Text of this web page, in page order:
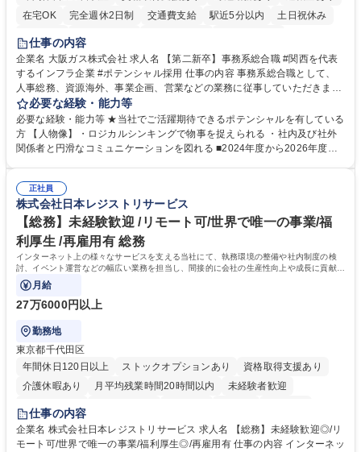
在宅OK
完全週休2日制 交通費支給 駅近5分以内
土日祝休み
服装自由
第二新卒歓迎
仕事の内容
企業名 大阪ガス株式会社 求人名 【第二新卒】事務系総合職 #関西を代表
するインフラ企業 #ポテンシャル採用 仕事の内容 事務系総合職として、
人事総務、資源海外、事業企画、営業などの業務に従事していただきま
す。 【業務内容の一例】■所属事業部の勤労業務 ■海外に関係する各種業
務 ■営業部門の企画スタッフ、ルート営業 【キャリアパス】入社後の配属
ポジションで一定期間ご活躍頂いた後、本人の適性及び将来のキャリアを
鑑みてジョブローテーションを行います。 【育成】OJTでの現場育成や研
表するインフラ企業 #ポテンシャル採用
必要な経験・能力等
必要な経験・能力等 ★当社でご活躍期待できるポテンシャルを有している
方 【人物像】・ロジカルシンキングで物事を捉えられる ・社内及び社外
関係者と円滑なコミュニケーションを図れる ■2024年度から2026年度ま
72.html ■エネルギーセキュリティの不安定化や気候変動による自然災害の
甚大化など、これまで以上に社会課題解決の重要性が高まっています。
「未来の日常」の創造に向けて持続可能な社会の実現に貢献してまいりま
す。 学歴・資格 学歴：大学院 大学 語学力： 資格：
正社員
株式会社日本レジストリサービス
【総務】未経験歓迎 /リモート可/世界で唯一の事業/福
利厚生 /再雇用有 総務
インターネット上の様々なサービスを支える当社にて、執務環境の整備や社内制度の検
討、イベント運営などの幅広い業務を担当し、間接的に会社の生産性向上や成長に貢献し
ている部署です。
月給
27万6000円以上
勤務地
東京都千代田区
年間休日120日以上
ストックオプションあり
資格取得支援あり
介護休暇あり
月平均残業時間20時間以内
未経験者歓迎
住宅手当あり
完全週休2日制
交通費支給 駅近5分以内 土日祝休み 服装自由
仕事の内容
企業名 株式会社日本レジストリサービス 求人名 【総務】未経験歓迎◎/リ
モート可/世界で唯一の事業/福利厚生◎/再雇用有 仕事の内容 インターネッ